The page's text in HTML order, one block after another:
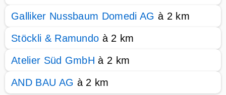
Galliker Nussbaum Domedi AG à 2 km
Stöckli & Ramundo à 2 km
Atelier Süd GmbH à 2 km
AND BAU AG à 2 km